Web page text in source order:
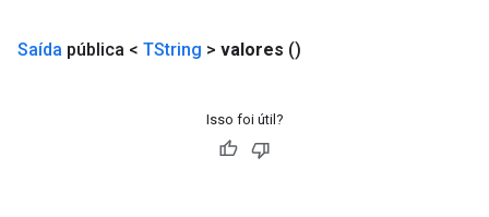
Saída pública < TString > valores ()
Isso foi útil?